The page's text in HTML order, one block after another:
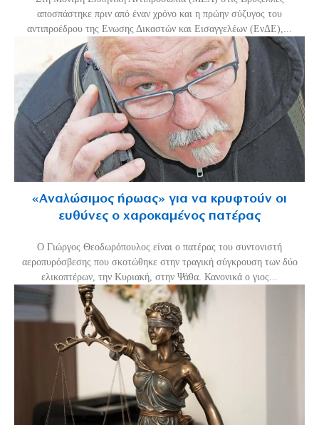
αποσπάστηκε πριν από έναν χρόνο και η πρώην σύζυγος του
αντιπροέδρου της Ενωσης Δικαστών και Εισαγγελέων (ΕνΔΕ),...
«Aναλώσιμος ήρωας» για να κρυφτούν οι
ευθύνες ο χαροκαμένος πατέρας
Ο Γιώργος Θεοδωρόπουλος είναι ο πατέρας του συντονιστή
αεροπυρόσβεσης που σκοτώθηκε στην τραγική σύγκρουση των δύο
ελικοπτέρων, την Κυριακή, στην Ψάθα. Κανονικά ο γιος...